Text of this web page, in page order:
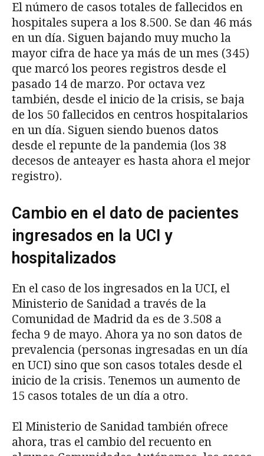
El número de casos totales de fallecidos en
hospitales supera a los 8.500. Se dan 46 más
en un día. Siguen bajando muy mucho la
mayor cifra de hace ya más de un mes (345)
que marcó los peores registros desde el
pasado 14 de marzo. Por octava vez
también, desde el inicio de la crisis, se baja
de los 50 fallecidos en centros hospitalarios
en un día. Siguen siendo buenos datos
desde el repunte de la pandemia (los 38
decesos de anteayer es hasta ahora el mejor
registro).
Cambio en el dato de pacientes
ingresados en la UCI y
hospitalizados
En el caso de los ingresados en la UCI, el
Ministerio de Sanidad a través de la
Comunidad de Madrid da es de 3.508 a
fecha 9 de mayo. Ahora ya no son datos de
prevalencia (personas ingresadas en un día
en UCI) sino que son casos totales desde el
inicio de la crisis. Tenemos un aumento de
15 casos totales de un día a otro.
El Ministerio de Sanidad también ofrece
ahora, tras el cambio del recuento en